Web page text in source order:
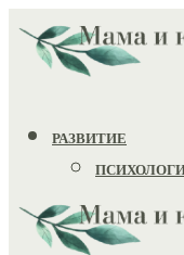
РАЗВИТИЕ
ИГРУШКИ
ЗДОРОВЬЕ